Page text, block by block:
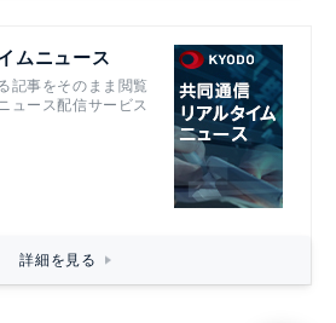
ムニュース
記事をそのまま閲覧
ュース配信サービス
詳細を見る